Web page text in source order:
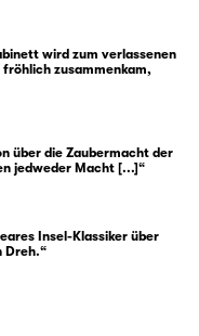
seiner
Insel.
das
für
Umstand
wird zum verlassenen
zusammenkam,
über die Zaubermacht der
jedweder Macht [...]“
Insel-Klassiker über
Dreh.“